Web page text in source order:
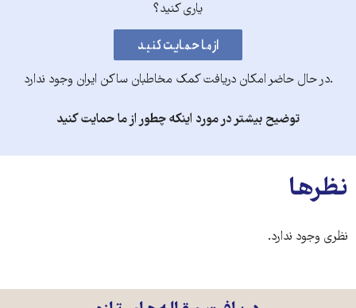
یاری کنید؟
.در حال حاضر امکان دریافت کمک مخاطبان ساکن ایران وجود ندارد
توضیح بیشتر در مورد اینکه چطور از ما حمایت کنید
نظرها
نظری وجود ندارد.